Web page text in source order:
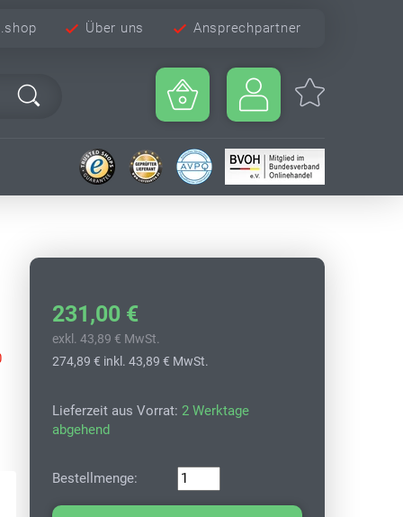
Über uns Ansprechpartner
231,00 €
exkl. 43,89 € MwSt.
274,89 € inkl. 43,89 € MwSt.
Lieferzeit aus Vorrat: 2 Werktage
abgehend
Bestellmenge: